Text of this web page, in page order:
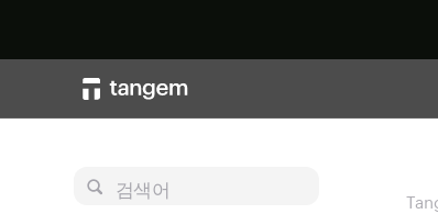
검색어